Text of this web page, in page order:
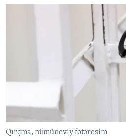
Qırçma, nümüneviy fotoresim